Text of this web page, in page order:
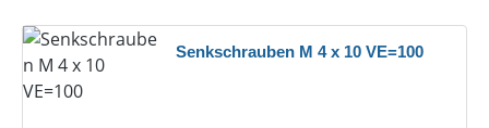
Senkschrauben M 4 x 10 VE=100